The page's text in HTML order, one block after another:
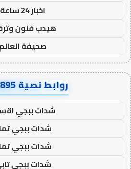
اخبار 24 ساعة
هيدب فنون
صحيفة العالم
روابط نصية AA49895
شدات ببجي
شدات ببجي
شدات ببجي
شدات ببجي